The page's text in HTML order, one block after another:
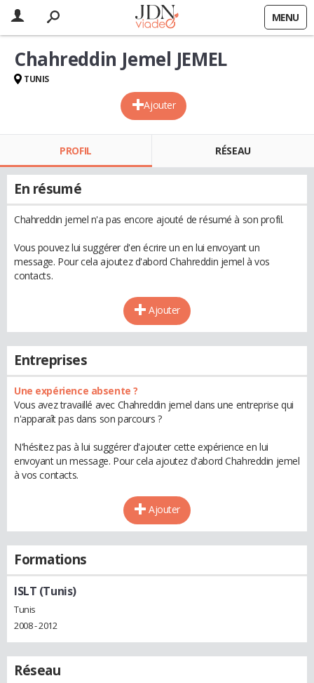
MENU
Ajouter
Chahreddin Jemel JEMEL
TUNIS
PROFIL RÉSEAU
En résumé
Chahreddin jemel n'a pas encore ajouté de résumé à son profil.
Vous pouvez lui suggérer d'en écrire un en lui envoyant un
message. Pour cela ajoutez d'abord Chahreddin jemel à vos
contacts.
Ajouter
Entreprises
Une expérience absente ?
Vous avez travaillé avec Chahreddin jemel dans une entreprise qui
n'apparaît pas dans son parcours ?
N'hésitez pas à lui suggérer d'ajouter cette expérience en lui
envoyant un message. Pour cela ajoutez d'abord Chahreddin jemel
à vos contacts.
Ajouter
Formations
ISLT (Tunis)
Tunis
2008 - 2012
Réseau